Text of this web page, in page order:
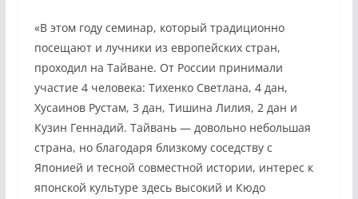
«В этом году семинар, который традиционно
посещают и лучники из европейских стран,
проходил на Тайване. От России принимали
участие 4 человека: Тихенко Светлана, 4 дан,
Хусаинов Рустам, 3 дан, Тишина Лилия, 2 дан и
Кузин Геннадий. Тайвань — довольно небольшая
страна, но благодаря близкому соседству с
Японией и тесной совместной истории, интерес к
японской культуре здесь высокий и Кюдо